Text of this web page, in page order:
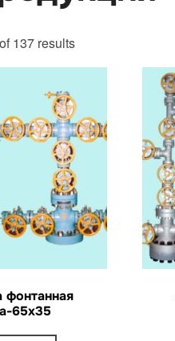
137 results
фонтанная
65х35